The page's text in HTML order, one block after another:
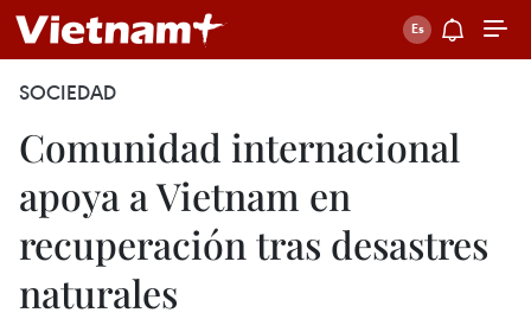
SOCIEDAD
Comunidad internacional
apoya a Vietnam en
recuperación tras desastres
naturales